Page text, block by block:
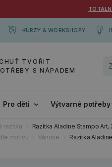
KURZY & WORKSHOPY
TVOŘIT
S NÁPADEM
Pro děti Výtvarné potřeby
razítka
Razítka Aladine Stampo
motivu Vánoce Razítka